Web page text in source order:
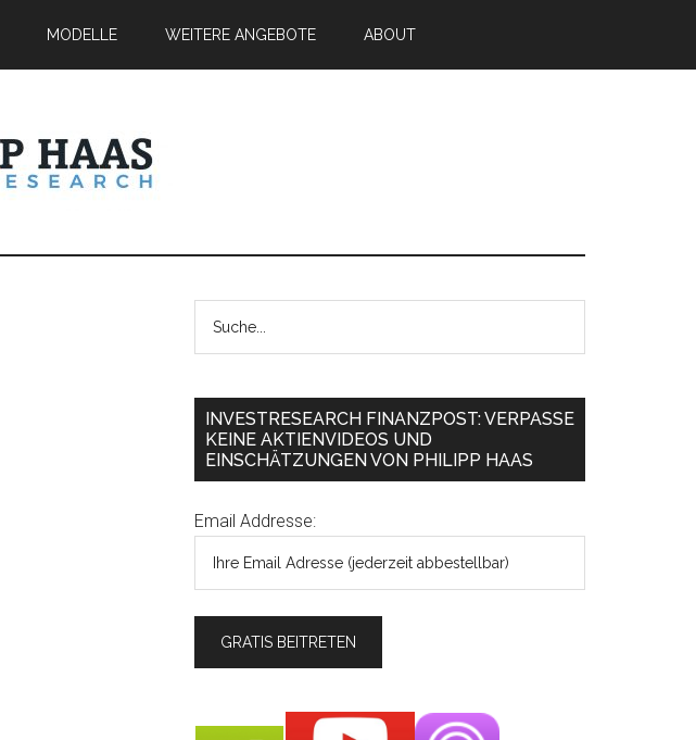
MODELLE WEITERE ANGEBOTE ABOUT
INVESTRESEARCH FINANZPOST: VERPASSE
KEINE AKTIENVIDEOS UND
EINSCHÄTZUNGEN VON PHILIPP HAAS
Email Addresse: